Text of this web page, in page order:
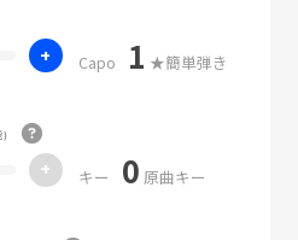
+ Capo 1 ★簡単弾き
+ キー 0 原曲キー